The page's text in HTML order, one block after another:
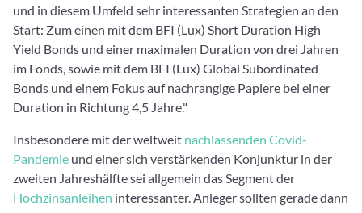
und in diesem Umfeld sehr interessanten Strategien an den
Start: Zum einen mit dem BFI (Lux) Short Duration High
Yield Bonds und einer maximalen Duration von drei Jahren
im Fonds, sowie mit dem BFI (Lux) Global Subordinated
Bonds und einem Fokus auf nachrangige Papiere bei einer
Duration in Richtung 4,5 Jahre."
Insbesondere mit der weltweit nachlassenden Covid-
Pandemie und einer sich verstärkenden Konjunktur in der
zweiten Jahreshälfte sei allgemein das Segment der
Hochzinsanleihen interessanter. Anleger sollten gerade dann